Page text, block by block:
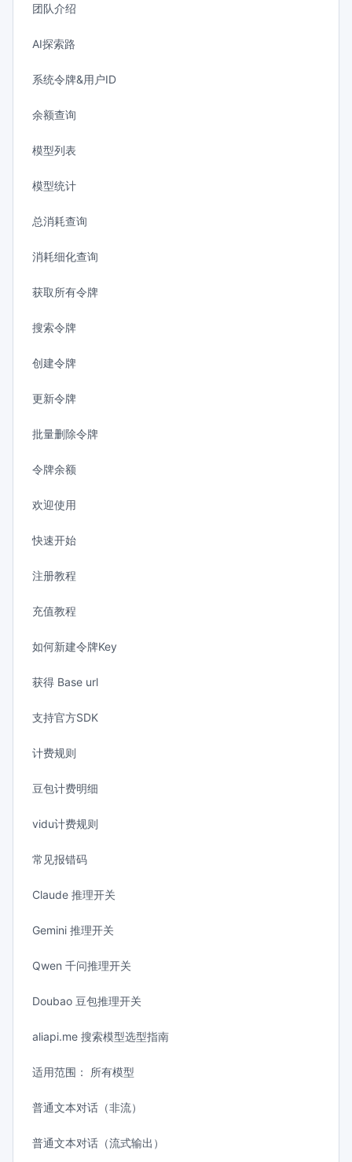
团队介绍
AI探索路
系统令牌&用户ID
余额查询
模型列表
模型统计
总消耗查询
消耗细化查询
获取所有令牌
搜索令牌
创建令牌
更新令牌
批量删除令牌
令牌余额
欢迎使用
快速开始
注册教程
充值教程
如何新建令牌Key
获得 Base url
支持官方SDK
计费规则
豆包计费明细
vidu计费规则
常见报错码
Claude 推理开关
Gemini 推理开关
Qwen 千问推理开关
Doubao 豆包推理开关
aliapi.me 搜索模型选型指南
适用范围： 所有模型
普通文本对话（非流）
普通文本对话（流式输出）